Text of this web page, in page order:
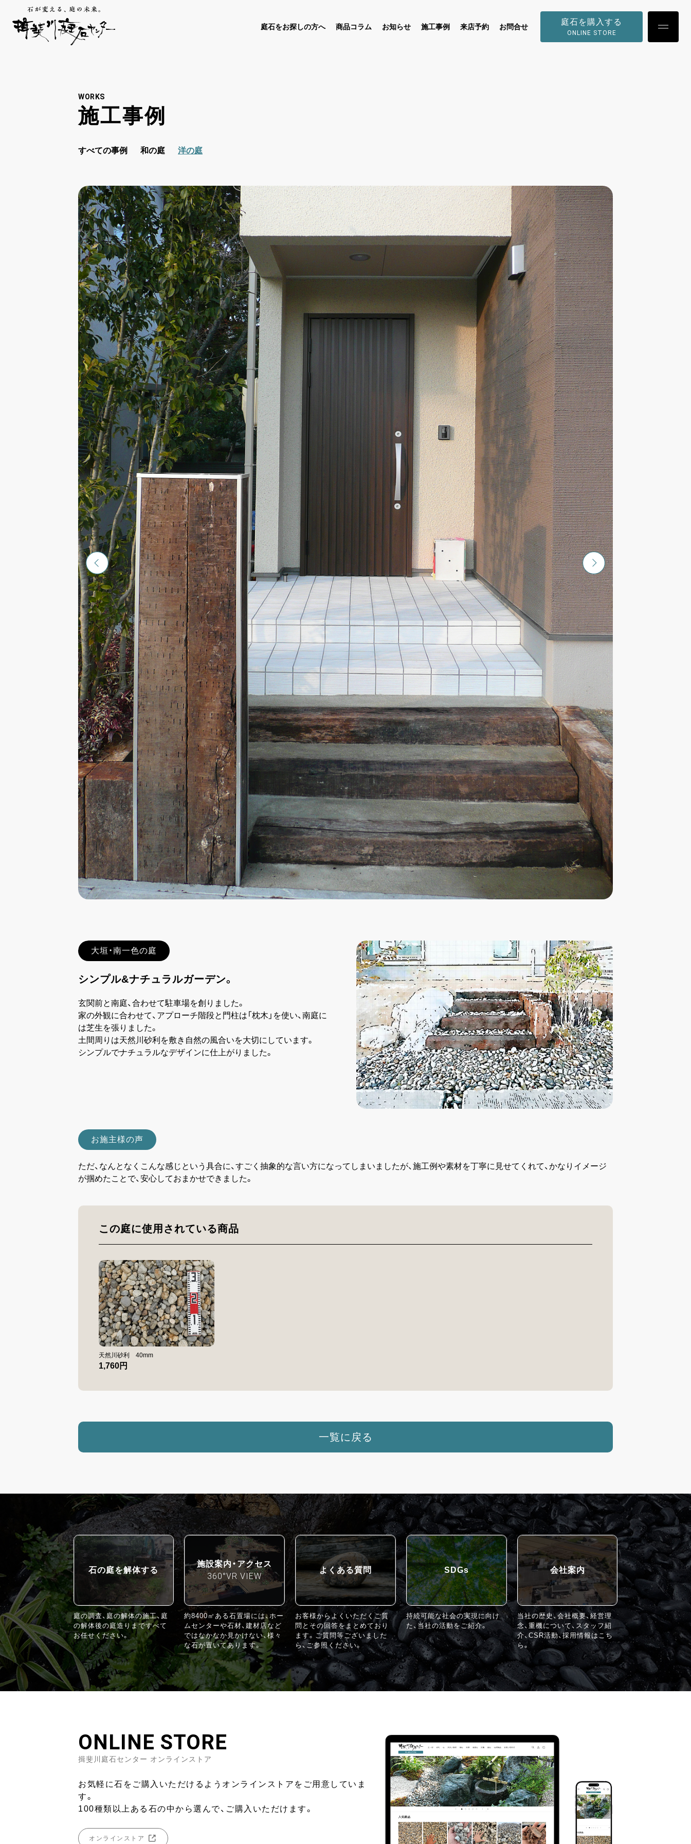
庭石をお探しの方へ 商品コラム お知らせ 施工事例 来店予約 お問合せ
庭石を購入する
ONLINE STORE
WORKS
施工事例
すべての事例 和の庭 洋の庭
大垣・南一色の庭
シンプル&ナチュラルガーデン。
玄関前と南庭、合わせて駐車場を創りました。
家の外観に合わせて、アプローチ階段と門柱は「枕木」を使い、南庭に
は芝生を張りました。
土間周りは天然川砂利を敷き自然の風合いを大切にしています。
シンプルでナチュラルなデザインに仕上がりました。
お施主様の声
ただ、なんとなくこんな感じという具合に、すごく抽象的な言い方になってしまいましたが、施工例や素材を丁寧に見せてくれて、かなりイメージ
が掴めたことで、安心しておまかせできました。
この庭に使用されている商品
天然川砂利 40mm
1,760円
一覧に戻る
石の庭を解体する
庭の調査、庭の解体の施工、庭
の解体後の庭造りまですべて
お任せください。
施設案内・アクセス
360°VR VIEW
約8400㎡ある石置場には、ホー
ムセンターや石材、建材店など
ではなかなか見かけない、様々
な石が置いてあります。
よくある質問
お客様からよくいただくご質
問とその回答をまとめており
ます。ご質問等ございました
ら、ご参照ください。
SDGs
持続可能な社会の実現に向け
た、当社の活動をご紹介。
会社案内
当社の歴史、会社概要、経営理
念、重機について、スタッフ紹
介、CSR活動、採用情報はこち
ら。
ONLINE STORE
揖斐川庭石センター オンラインストア
お気軽に石をご購入いただけるようオンラインストアをご用意していま
す。
100種類以上ある石の中から選んで、ご購入いただけます。
オンラインストア